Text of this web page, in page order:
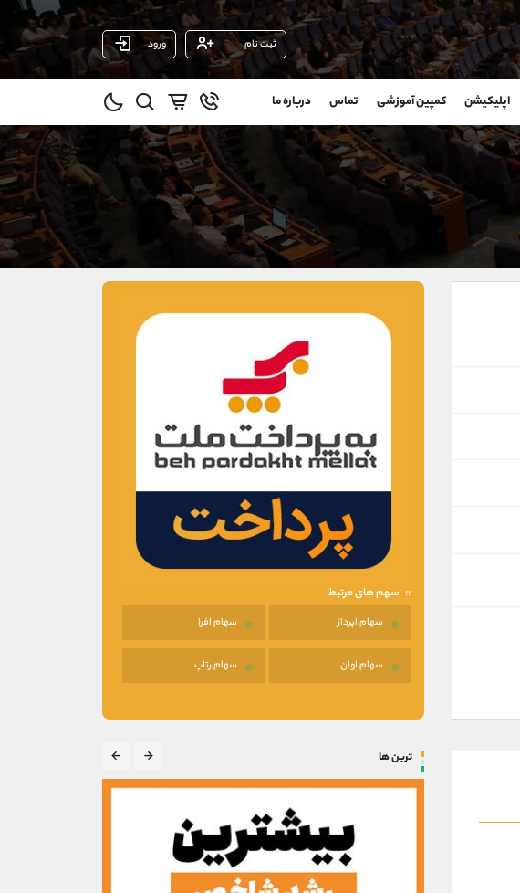
ثبت نام ورود
اپلیکیشن کمپین آموزشی تماس درباره ما
سهم های مرتبط
سهام اپرداز سهام افرا
سهام اوان سهام رتاپ
ترین ها
شروع گفتگو
@Armteam_admin_104
104
(محسن یزدی)
09304891085
واتساپ شروع گفتگو
تلگرام @Armteam_admin_103
021-22021030
90001030
@alirezamehrabi_com
@alirezamehrabi_official